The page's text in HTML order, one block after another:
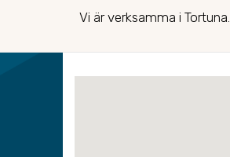
Vi är verksamma i Tortuna.